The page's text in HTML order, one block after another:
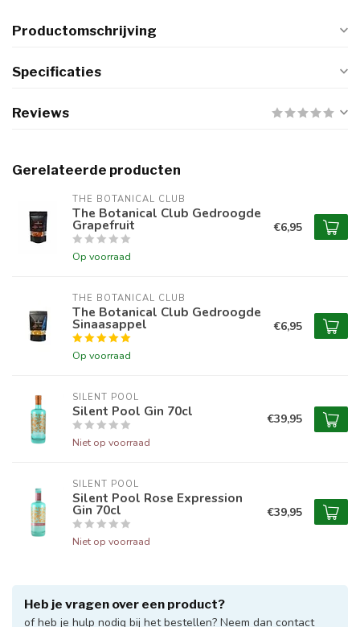
Productomschrijving
Specificaties
Reviews
Gerelateerde producten
THE BOTANICAL CLUB
The Botanical Club Gedroogde
Grapefruit
Op voorraad
€6,95
THE BOTANICAL CLUB
The Botanical Club Gedroogde
Sinaasappel
Op voorraad
€6,95
SILENT POOL
Silent Pool Gin 70cl
Niet op voorraad
€39,95
SILENT POOL
Silent Pool Rose Expression
Gin 70cl
Niet op voorraad
€39,95
Heb je vragen over een product?
of heb je hulp nodig bij het bestellen? Neem dan contact